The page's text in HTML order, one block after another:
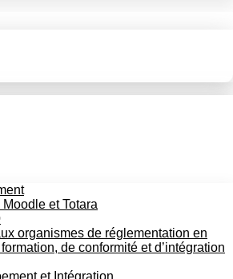
et Totara
organismes de réglementation en
de conformité et d’intégration